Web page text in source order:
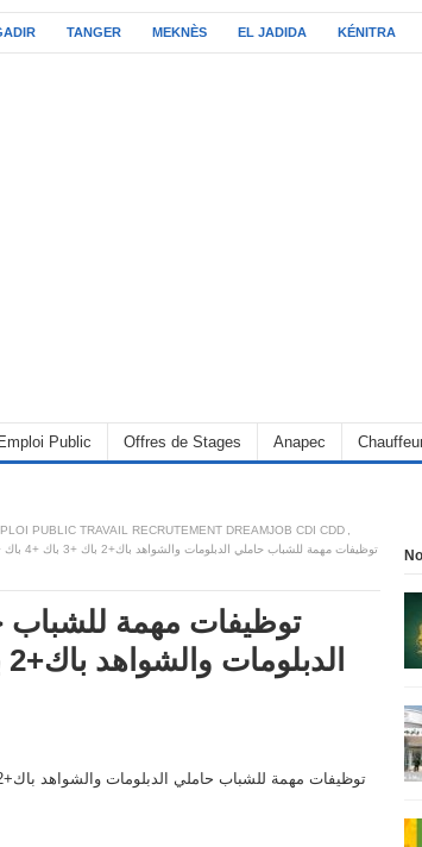
TANGER MEKNÈS EL JADIDA KÉNITRA
Emploi Public Offres de Stages Anapec
PUBLIC TRAVAIL RECRUTEMENT DREAMJOB CDI CDD